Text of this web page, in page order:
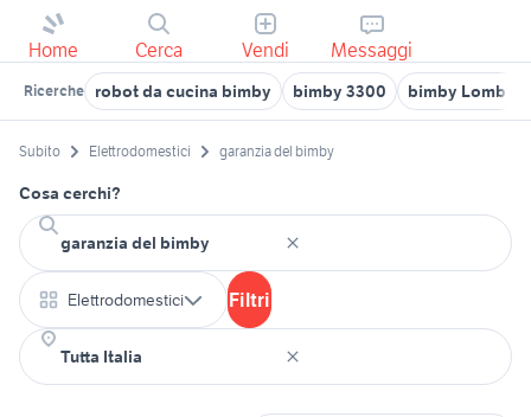
Home Cerca Vendi Messaggi
Ricerche robot da cucina bimby bimby 3300 bimby
Subito Elettrodomestici garanzia del bimby
Cosa cerchi?
Elettrodomestici Filtri